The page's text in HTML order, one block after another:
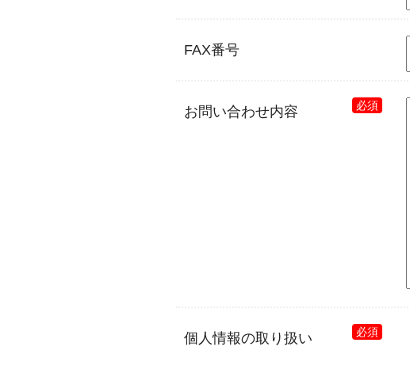
FAX番号
お問い合わせ内容
個人情報の取り扱い